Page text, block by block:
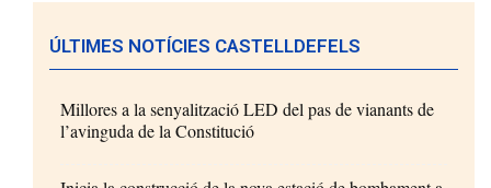
ÚLTIMES NOTÍCIES CASTELLDEFELS
Millores a la senyalització LED del pas de vianants de
l’avinguda de la Constitució